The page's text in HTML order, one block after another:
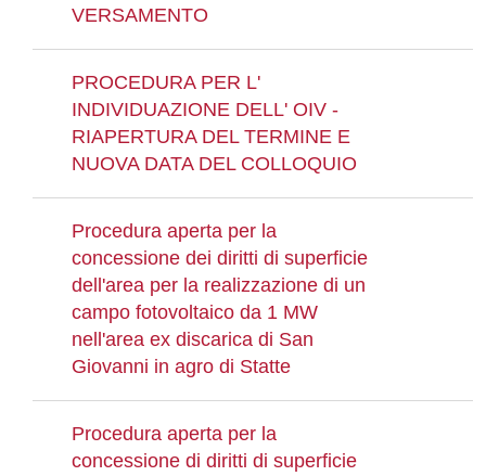
VERSAMENTO
PROCEDURA PER L'
INDIVIDUAZIONE DELL' OIV -
RIAPERTURA DEL TERMINE E
NUOVA DATA DEL COLLOQUIO
Procedura aperta per la
concessione dei diritti di superficie
dell'area per la realizzazione di un
campo fotovoltaico da 1 MW
nell'area ex discarica di San
Giovanni in agro di Statte
Procedura aperta per la
concessione di diritti di superficie